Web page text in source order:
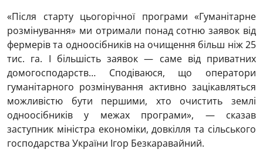
«Після старту цьогорічної програми «Гуманітарне
розмінування» ми отримали понад сотню заявок від
фермерів та одноосібників на очищення більш ніж 25
тис. га. І більшість заявок — саме від приватних
домогосподарств… Сподіваюся, що оператори
гуманітарного розмінування активно зацікавляться
можливістю бути першими, хто очистить землі
одноосібників у межах програми», — сказав
заступник міністра економіки, довкілля та сільського
господарства України Ігор Безкаравайний.